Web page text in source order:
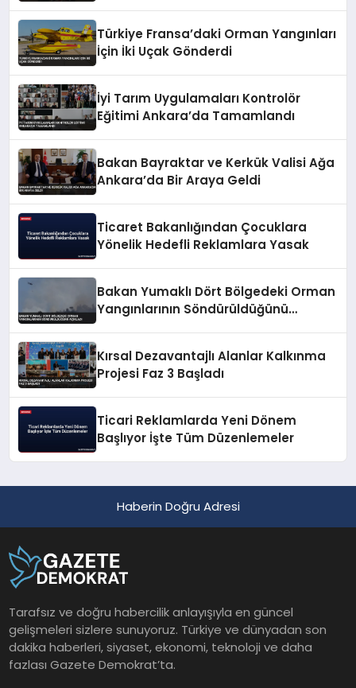
Türkiye Fransa’daki Orman Yangınları
İçin İki Uçak Gönderdi
İyi Tarım Uygulamaları Kontrolör
Eğitimi Ankara’da Tamamlandı
Bakan Bayraktar ve Kerkük Valisi Ağa
Ankara’da Bir Araya Geldi
Ticaret Bakanlığından Çocuklara
Yönelik Hedefli Reklamlara Yasak
Bakan Yumaklı Dört Bölgedeki Orman
Yangınlarının Söndürüldüğünü
Kırsal Dezavantajlı Alanlar Kalkınma
Projesi Faz 3 Başladı
Ticari Reklamlarda Yeni Dönem
Başlıyor İşte Tüm Düzenlemeler
Haberin Doğru Adresi
Tarafsız ve doğru habercilik anlayışıyla en güncel
gelişmeleri sizlere sunuyoruz. Türkiye ve dünyadan son
dakika haberleri, siyaset, ekonomi, teknoloji ve daha
fazlası Gazete Demokrat’ta.